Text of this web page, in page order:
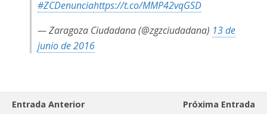
#ZCDenunciahttps://t.co/MMP42vqGSD
— Zaragoza Ciudadana (@zgzciudadana) 13 de
junio de 2016
Entrada Anterior
Próxima Entrada